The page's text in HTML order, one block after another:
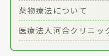
薬物療法について
医療法人河合クリニッ